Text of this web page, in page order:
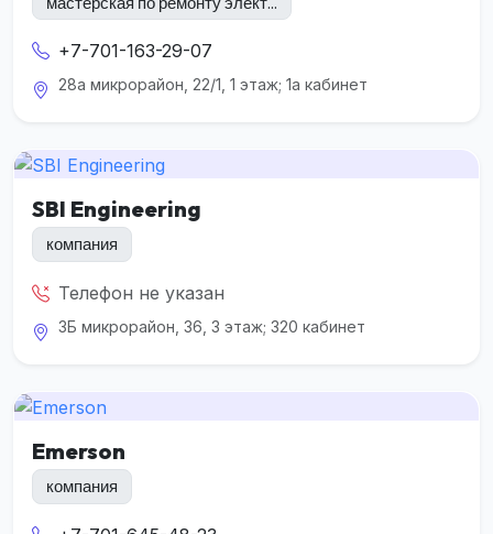
+7-701-163-29-07
28а микрорайон, 22/1, 1 этаж; 1а кабинет
SBI Engineering
компания
Телефон не указан
3Б микрорайон, 36, 3 этаж; 320 кабинет
Emerson
компания